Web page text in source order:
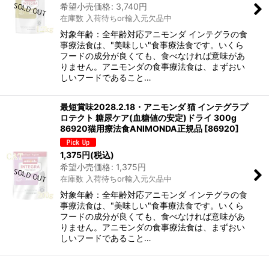
希望小売価格: 3,740円
在庫数 入荷待ちor輸入元欠品中
対象年齢：全年齢対応アニモンダ インテグラの食
事療法食は、"美味しい"食事療法食です。いくら
フードの成分が良くても、食べなければ意味があ
りません。アニモンダの食事療法食は、まずおい
しいフードであること…
最短賞味2028.2.18・アニモンダ 猫 インテグラプ
ロテクト 糖尿ケア(血糖値の安定)ドライ 300g
86920猫用療法食ANIMONDA正規品 [86920]
1,375円(税込)
希望小売価格: 1,375円
在庫数 入荷待ちor輸入元欠品中
対象年齢：全年齢対応アニモンダ インテグラの食
事療法食は、"美味しい"食事療法食です。いくら
フードの成分が良くても、食べなければ意味があ
りません。アニモンダの食事療法食は、まずおい
しいフードであること…